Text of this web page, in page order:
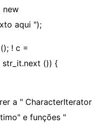
new
aqui ");
! c =
str_it.next ()) {
a " CharacterIterator
e funções "